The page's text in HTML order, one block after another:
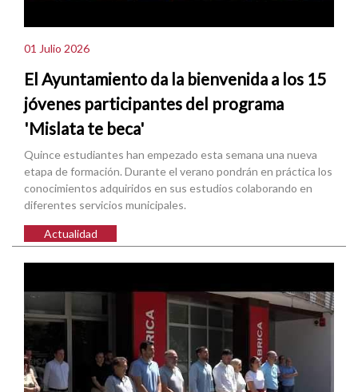
01 Julio 2026
El Ayuntamiento da la bienvenida a los 15
jóvenes participantes del programa
'Mislata te beca'
Quince estudiantes han empezado esta semana una nueva
etapa de formación. Durante el verano pondrán en práctica los
conocimientos adquiridos en sus estudios colaborando en
diferentes servicios municipales.
Actualidad